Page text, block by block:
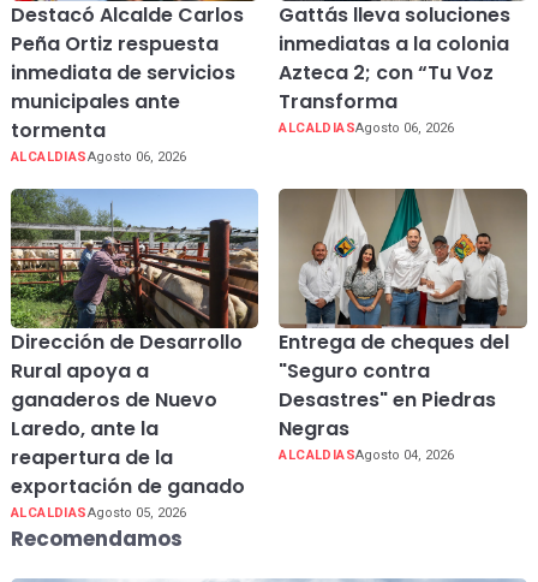
Destacó Alcalde Carlos
Peña Ortiz respuesta
inmediata de servicios
municipales ante
tormenta
ALCALDIASAgosto 06, 2026
Gattás lleva soluciones
inmediatas a la colonia
Azteca 2; con “Tu Voz
Transforma
ALCALDIASAgosto 06, 2026
Dirección de Desarrollo
Rural apoya a
ganaderos de Nuevo
Laredo, ante la
reapertura de la
exportación de ganado
ALCALDIASAgosto 05, 2026
Entrega de cheques del
"Seguro contra
Desastres" en Piedras
Negras
ALCALDIASAgosto 04, 2026
Recomendamos